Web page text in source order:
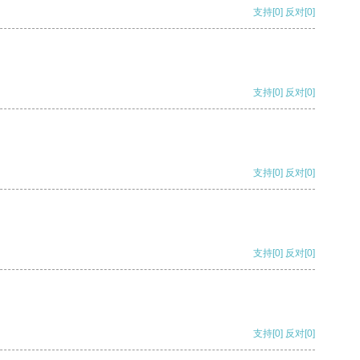
支持[0] 反对[0]
支持[0] 反对[0]
支持[0] 反对[0]
支持[0] 反对[0]
支持[0] 反对[0]